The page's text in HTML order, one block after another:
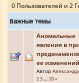
0 Пользователей и 2
Важные темы
Аномальные
явления в
ее изменений
Автор
23... 20»